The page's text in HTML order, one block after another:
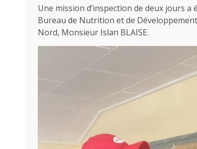
Une mission d’inspection de deux jours
Bureau de Nutrition et de
Nord, Monsieur Islan BLAISE.